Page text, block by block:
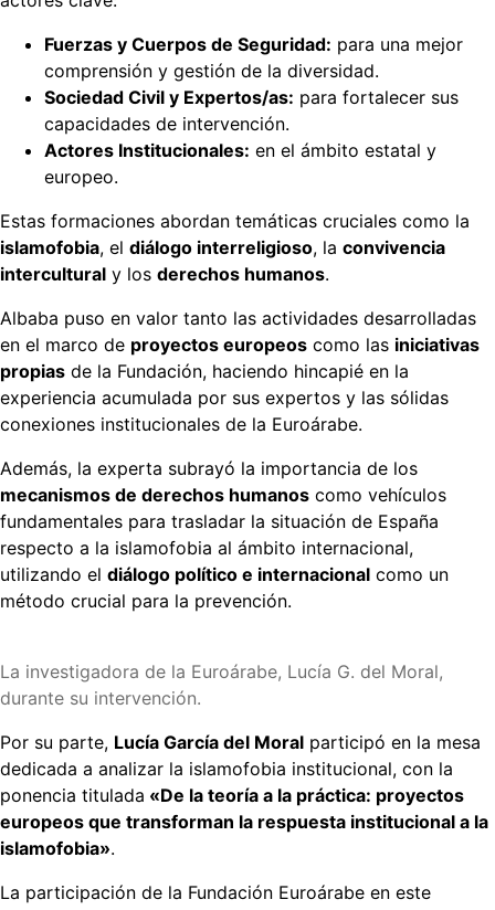
Fuerzas y Cuerpos de Seguridad: para una mejor
comprensión y gestión de la diversidad.
Sociedad Civil y Expertos/as: para fortalecer sus
capacidades de intervención.
Actores Institucionales: en el ámbito estatal y
europeo.
Estas formaciones abordan temáticas cruciales como la
islamofobia, el diálogo interreligioso, la convivencia
intercultural y los derechos humanos.
Albaba puso en valor tanto las actividades desarrolladas
en el marco de proyectos europeos como las iniciativas
propias de la Fundación, haciendo hincapié en la
experiencia acumulada por sus expertos y las sólidas
conexiones institucionales de la Euroárabe.
Además, la experta subrayó la importancia de los
mecanismos de derechos humanos como vehículos
fundamentales para trasladar la situación de España
respecto a la islamofobia al ámbito internacional,
utilizando el diálogo político e internacional como un
método crucial para la prevención.
La investigadora de la Euroárabe, Lucía G. del Moral,
durante su intervención.
Por su parte, Lucía García del Moral participó en la mesa
dedicada a analizar la islamofobia institucional, con la
ponencia titulada «De la teoría a la práctica: proyectos
europeos que transforman la respuesta institucional a la
islamofobia».
La participación de la Fundación Euroárabe en este